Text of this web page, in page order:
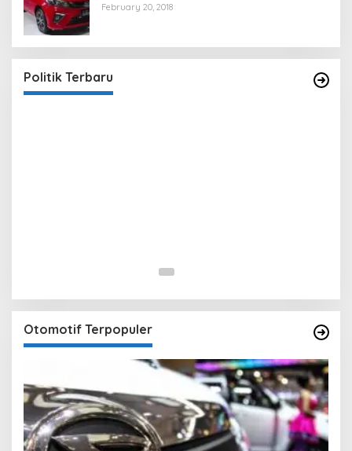
February 20, 2018
Politik Terbaru
Strategi PPP Menangkan Duet Ganjar dan Gus
Yasin
In Berita, Politik |
Otomotif Terpopuler